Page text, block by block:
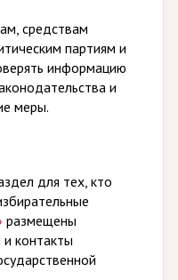
средствам
партиям и
информацию
и
меры.
для тех, кто
размещены
контакты